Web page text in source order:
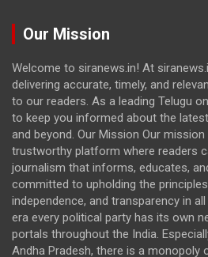
Our Mission
Welcome to siranews.in! At
delivering accurate, timely, and
to our readers. As a leading Telugu
to keep you informed about the
and beyond. Our Mission Our
trustworthy platform where readers
journalism that informs, educates,
committed to upholding the
independence, and transparency in
era every political party has its own
portals throughout the India.
Andha Pradesh, there is a monopoly